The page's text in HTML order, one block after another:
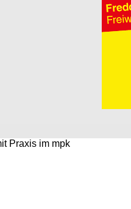
Praxis im mpk